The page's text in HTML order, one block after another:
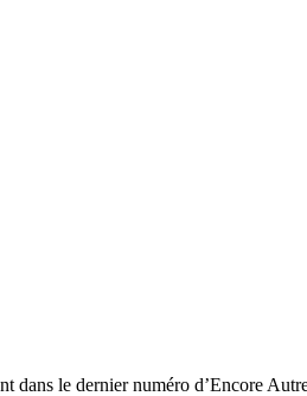
dans le dernier numéro d’Encore